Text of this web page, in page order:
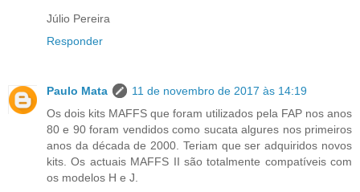
Júlio Pereira
Responder
Paulo Mata
11 de novembro de 2017 às 14:19
Os dois kits MAFFS que foram utilizados pela FAP nos anos
80 e 90 foram vendidos como sucata algures nos primeiros
anos da década de 2000. Teriam que ser adquiridos novos
kits. Os actuais MAFFS II são totalmente compatíveis com
os modelos H e J.